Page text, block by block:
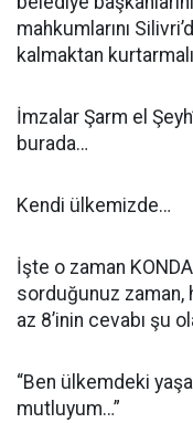
mahkumlarını
kalmaktan
İmzalar Şarm el
burada…
Kendi ülkemizde…
İşte o zaman
sorduğunuz zaman,
az 8’inin cevabı şu
“Ben ülkemdeki
mutluyum…”